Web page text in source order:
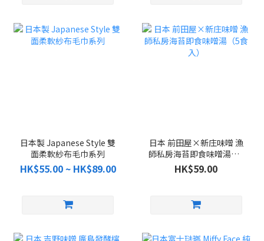
日本製 Japanese Style 雙
面柔軟紗布毛巾系列
HK$55.00 ~ HK$89.00
日本 前田屋×新庄味噌 漁
師私房海苔即食味噌湯（5
食入）
HK$59.00